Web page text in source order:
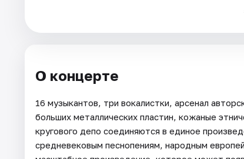
О концерте
16 музыкантов, три вокалистки, арсенал
больших металлических пластин, кожаные
кругового депо соединяются в единое
средневековым песнопениям, народным